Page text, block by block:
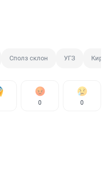
Сполз склон УГЗ
0 0